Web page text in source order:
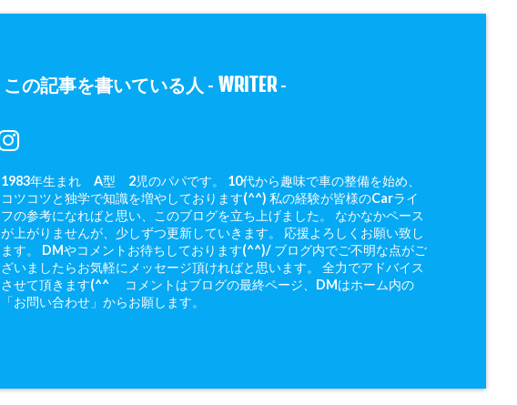
この記事を書いている人 - WRITER-
1983年生まれ A型 2児のパパです。 10代から趣味で車の整備を始め、
コツコツと独学で知識を増やしております(^^) 私の経験が皆様のCarライ
フの参考になればと思い、このブログを立ち上げました。 なかなかペース
が上がりませんが、少しずつ更新していきます。 応援よろしくお願い致し
ます。 DMやコメントお待ちしております(^^)/ ブログ内でご不明な点がご
ざいましたらお気軽にメッセージ頂ければと思います。 全力でアドバイス
させて頂きます(^^ゞ コメントはブログの最終ページ、DMはホーム内の
「お問い合わせ」からお願します。